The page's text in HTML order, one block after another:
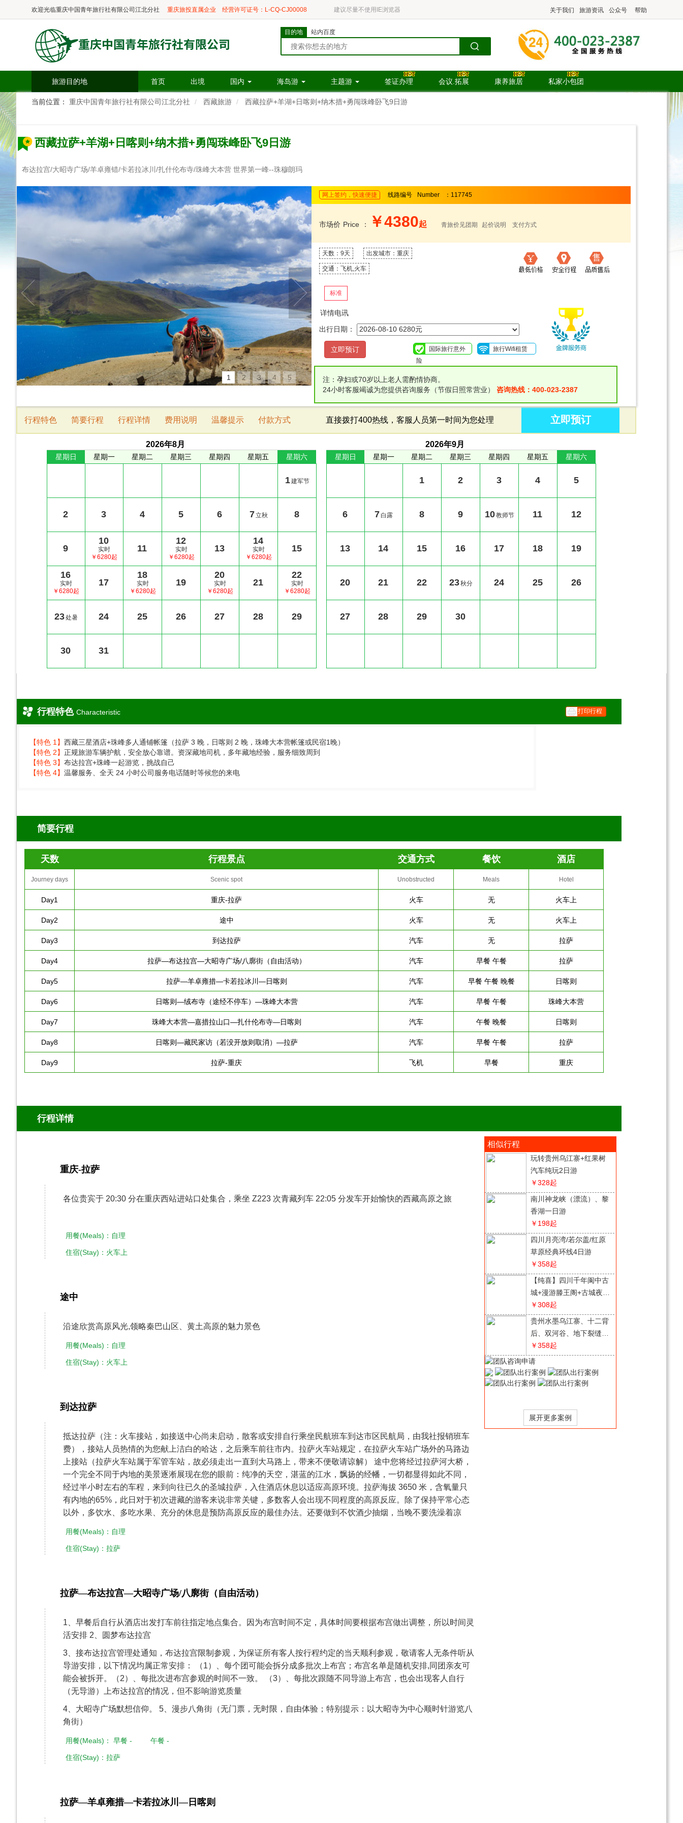
欢迎光临重庆中国青年旅行社有限公司江北分社 重庆旅投直属企业 经营许可证号：L-CQ-CJ00008 建议尽量不使用IE浏览器 关于我们 旅游资讯 公众号 帮助
目的地 站内百度
旅游目的地 首页 出境 国内 海岛游 主题游 签证办理 会议.拓展 康养旅居 私家小包团
当前位置： 重庆中国青年旅行社有限公司江北分社 西藏旅游 西藏拉萨+羊湖+日喀则+纳木措+勇闯珠峰卧飞9日游
西藏拉萨+羊湖+日喀则+纳木措+勇闯珠峰卧飞9日游
布达拉宫/大昭寺广场/羊卓雍错/卡若拉冰川/扎什伦布寺/珠峰大本营 世界第一峰--珠穆朗玛
1 2 3 4 5
网上签约，快速便捷 线路编号 Number ：117745
市场价 Price ： ￥4380起 青旅价见团期 起价说明 支付方式
天数：9天 出发城市：重庆
交通：飞机,火车
标准
详情电讯
出行日期：
国际旅行意外
险
旅行Wifi租赁
注：孕妇或70岁以上老人需酌情协商。
24小时客服竭诚为您提供咨询服务（节假日照常营业） 咨询热线：400-023-2387
行程特色 简要行程 行程详情 费用说明 温馨提示 付款方式 直接拨打400热线，客服人员第一时间为您处理 立即预订
2026年8月
星期日 星期一 星期二 星期三 星期四 星期五 星期六
1建军节
2 3 4 5 6 7立秋 8
9
10
实时
￥6280起
11
12
实时
￥6280起
13
14
实时
￥6280起
15
16
实时
￥6280起
17
18
实时
￥6280起
19
20
实时
￥6280起
21
22
实时
￥6280起
23处暑 24 25 26 27 28 29
30 31
2026年9月
星期日 星期一 星期二 星期三 星期四 星期五 星期六
1 2 3 4 5
6 7 白露 8 9 10教师节 11 12
13 14 15 16 17 18 19
20 21 22 23秋分 24 25 26
27 28 29 30
行程特色 Characteristic 打印行程
【特色 1】 西藏三星酒店+珠峰多人通铺帐篷（拉萨 3 晚，日喀则 2 晚，珠峰大本营帐篷或民宿1晚）
【特色 2】 正规旅游车辆护航，安全放心靠谱。资深藏地司机，多年藏地经验，服务细致周到
【特色 3】 布达拉宫+珠峰一起游览，挑战自己
【特色 4】 温馨服务、全天 24 小时公司服务电话随时等候您的来电
简要行程
天数 行程景点 交通方式 餐饮 酒店
Journey days Scenic spot Unobstructed Meals Hotel
Day1 重庆-拉萨 火车 无 火车上
Day2 途中 火车 无 火车上
Day3 到达拉萨 汽车 无 拉萨
Day4 拉萨—布达拉宫—大昭寺广场/八廓街（自由活动） 汽车 早餐 午餐 拉萨
Day5 拉萨—羊卓雍措—卡若拉冰川—日喀则 汽车 早餐 午餐 晚餐 日喀则
Day6 日喀则—绒布寺（途经不停车）—珠峰大本营 汽车 早餐 午餐 珠峰大本营
Day7 珠峰大本营—嘉措拉山口—扎什伦布寺—日喀则 汽车 午餐 晚餐 日喀则
Day8 日喀则—藏民家访（若没开放则取消）—拉萨 汽车 早餐 午餐 拉萨
Day9 拉萨-重庆 飞机 早餐 重庆
行程详情
重庆-拉萨
各位贵宾于 20:30 分在重庆西站进站口处集合，乘坐 Z223 次青藏列车 22:05 分发车开始愉快的西藏高原之旅
用餐(Meals)：自理
住宿(Stay)：火车上
途中
沿途欣赏高原风光,领略秦巴山区、黄土高原的魅力景色
用餐(Meals)：自理
住宿(Stay)：火车上
到达拉萨
抵达拉萨（注：火车接站，如接送中心尚未启动，散客或安排自行乘坐民航班车到达市区民航局，由我社报销班车
费），接站人员热情的为您献上洁白的哈达，之后乘车前往市内。拉萨火车站规定，在拉萨火车站广场外的马路边
上接站（拉萨火车站属于军管车站，故必须走出一直到大马路上，带来不便敬请谅解） 途中您将经过拉萨河大桥，
一个完全不同于内地的美景逐淅展现在您的眼前：纯净的天空，湛蓝的江水，飘扬的经幡，一切都显得如此不同，
经过半小时左右的车程，来到向往已久的圣城拉萨，入住酒店休息以适应高原环境。拉萨海拔 3650 米，含氧量只
有内地的65%，此日对于初次进藏的游客来说非常关键，多数客人会出现不同程度的高原反应。除了保持平常心态
以外，多饮水、多吃水果、充分的休息是预防高原反应的最佳办法。还要做到不饮酒少抽烟，当晚不要洗澡着凉
用餐(Meals)：自理
住宿(Stay)：拉萨
拉萨—布达拉宫—大昭寺广场/八廓街（自由活动）
1、早餐后自行从酒店出发打车前往指定地点集合。因为布宫时间不定，具体时间要根据布宫做出调整，所以时间灵
活安排 2、圆梦布达拉宫
3、接布达拉宫管理处通知，布达拉宫限制参观，为保证所有客人按行程约定的当天顺利参观，敬请客人无条件听从
导游安排，以下情况均属正常安排： （1）、每个团可能会拆分成多批次上布宫；布宫名单是随机安排,同团亲友可
能会被拆开。（2）、每批次进布宫参观的时间不一致。 （3）、每批次跟随不同导游上布宫，也会出现客人自行
（无导游）上布达拉宫的情况，但不影响游览质量
4、大昭寺广场默想信仰。 5、漫步八角街（无门票，无时限，自由体验；特别提示：以大昭寺为中心顺时针游览八
角街）
用餐(Meals)： 早餐 - 午餐 -
住宿(Stay)：拉萨
拉萨—羊卓雍措—卡若拉冰川—日喀则
相似行程
玩转贵州乌江寨+红果树
汽车纯玩2日游
￥328起
南川神龙峡（漂流）、黎
香湖一日游
￥198起
四川月亮湾/若尔盖/红原
草原经典环线4日游
￥358起
【纯喜】四川千年阆中古
城+漫游滕王阁+古城夜景
2日游
￥308起
贵州水墨乌江寨、十二背
后、双河谷、地下裂缝2
日游
￥358起
云南西双版纳纯玩2+1双
飞5天跟团游
￥2580起
（昆明/东川/建水/元阳/蒙
自/普者黑/泸西/弥勒）双
￥3580起